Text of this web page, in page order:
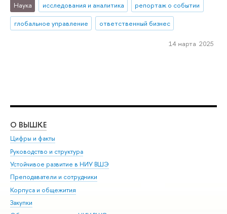
Наука исследования и аналитика
репортаж о событии
глобальное управление
ответственный бизнес
14 марта 2025
О ВЫШКЕ
Цифры и факты
Руководство и структура
Устойчивое развитие в НИУ ВШЭ
Преподаватели и сотрудники
Корпуса и общежития
Закупки